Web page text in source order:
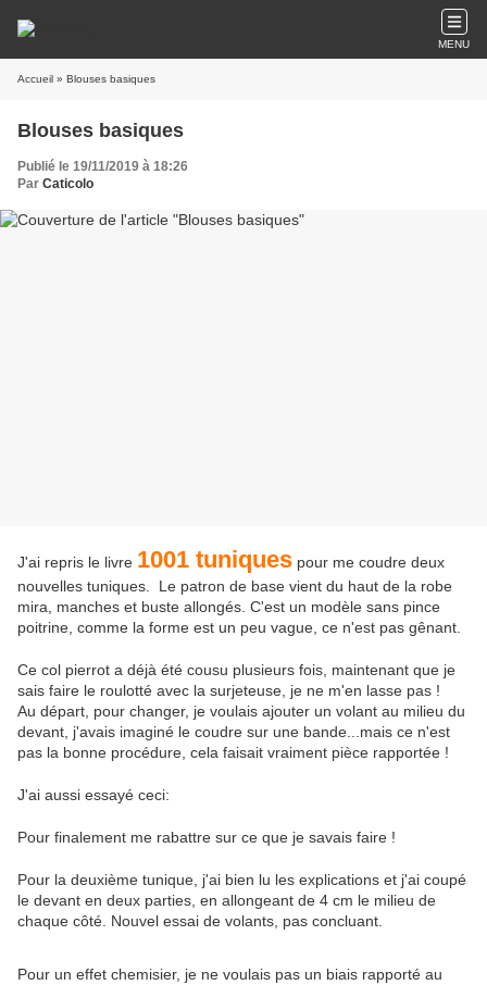
MENU
Accueil » Blouses basiques
Blouses basiques
Publié le 19/11/2019 à 18:26
Par Caticolo
J'ai repris le livre 1001 tuniques pour me coudre deux
nouvelles tuniques. Le patron de base vient du haut de la robe
mira, manches et buste allongés. C'est un modèle sans pince
poitrine, comme la forme est un peu vague, ce n'est pas gênant.
Ce col pierrot a déjà été cousu plusieurs fois, maintenant que je
sais faire le roulotté avec la surjeteuse, je ne m'en lasse pas !
Au départ, pour changer, je voulais ajouter un volant au milieu du
devant, j'avais imaginé le coudre sur une bande...mais ce n'est
pas la bonne procédure, cela faisait vraiment pièce rapportée !
J'ai aussi essayé ceci:
Pour finalement me rabattre sur ce que je savais faire !
Pour la deuxième tunique, j'ai bien lu les explications et j'ai coupé
le devant en deux parties, en allongeant de 4 cm le milieu de
chaque côté. Nouvel essai de volants, pas concluant.
Pour un effet chemisier, je ne voulais pas un biais rapporté au